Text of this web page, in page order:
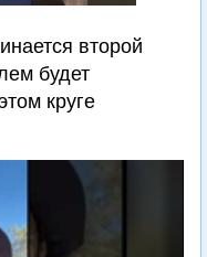
второй
будет
круге